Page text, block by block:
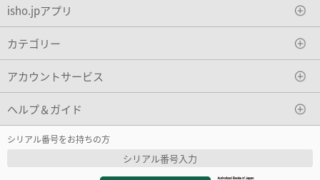
isho.jpアプリ
カテゴリー
アカウントサービス
ヘルプ＆ガイド
シリアル番号をお持ちの方
シリアル番号入力